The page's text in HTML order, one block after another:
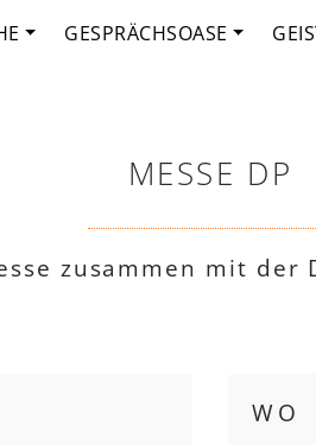
GESPRÄCHSOASE
MESSE DP
zusammen mit der
WO